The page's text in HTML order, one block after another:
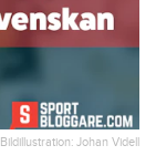
Bildillustration: Johan Videll